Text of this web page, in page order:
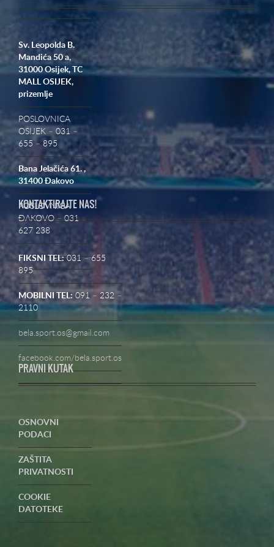
Sv. Leopolda B.
Mandića 50 a,
31000 Osijek, TC
MALL OSIJEK,
prizemlje
POSLOVNICA
OSIJEK – 031 –
655 – 895
Bana Jelačića 61. ,
31400 Đakovo
POSLOVNICA
ĐAKOVO – 031
627 238
KONTAKTIRAJTE NAS!
FIKSNI TEL:031 – 655
895
MOBILNI TEL: 091 – 232 –
2110
bela.sport.os@gmail.com
facebook.com/bela.sport.os
PRAVNI KUTAK
OSNOVNI
PODACI
ZAŠTITA
PRIVATNOSTI
COOKIE
DATOTEKE